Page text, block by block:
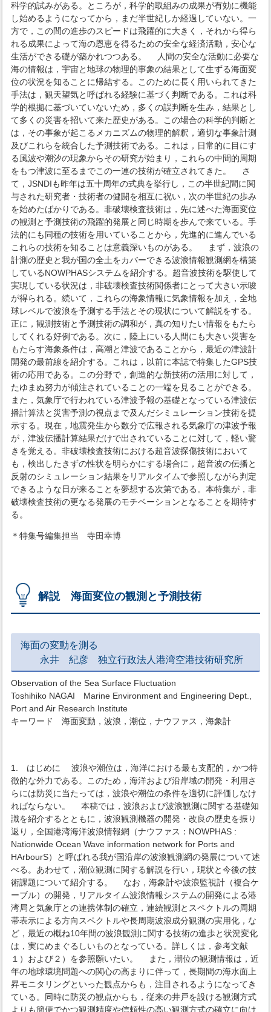
科学的試みがある。ところが，科学的取組みの成果が有効に機能
し始めるようになってから，まだ半世紀しか経過していない。一
方で，この間の進歩のスピードは飛躍的に大きく，それから得ら
れる成果によって海の恩恵を得るための安全な経済活動，安心な
生活ができる礎が築かれつつある。 人間の安全な活動に必要な
海の情報は，宇宙と地球の物理的事象の結果として生ずる海面変
位の状況を知ることに帰結する。このために長く用いられてきた
手法は，観天望気と呼ばれる経験に基づく判断である。これは科
学的根拠に基づいていないため，多くの誤判断を生み，結果とし
て多くの災害を招いて来た歴史がある。この場合の科学的判断と
は，その事象が起こるメカニズムの物理的解釈，適切な事象計測
及びこれらを統合した予測技術である。これは，日常的に目にす
る風波や潮汐の現象からその研究が始まり，これらの中間的周期
をもつ津波に至るまでこの一連の技術が確立されてきた。 さ
て，JSNDIも昨年は五十周年の式典を挙行し，この半世紀間に関
与された研究者・技術者の健闘を相互に祝い，次の半世紀の歩み
を始めたばかりである。非破壊検査技術は，先に述べた海面変位
の観測と予測技術の飛躍的発展と同じ時期を歩んで来ている。手
法的にも同種の技術を用いていることから，先進的に進んでいる
これらの技術を知ることは意義深いものがある。 まず，波浪の
計測の歴史と我が国の全土をカバーできる波浪情報観測網を構築
しているNOWPHASシステムを紹介する。超音波技術を駆使して
実現している状況は，非破壊検査技術関係者にとって大きい示唆
が得られる。続いて，これらの海象情報に気象情報を加え，全地
球レベルで波浪を予測する手法とその現状について解説をする。
正に，観測技術と予測技術の調和が，真の知りたい情報をもたら
してくれる好例である。次に，陸上にいる人間にも大きい災害を
もたらす海象条件は，高潮と津波であることから，最近の津波計
開発の最前線を紹介する。これは，以前に本誌で特集したGPS技
術の応用である。この分野で，創造的な新技術の活用に対して，
たゆまぬ努力が傾注されていることの一端を見ることができる。
また，気象庁で行われている津波予報の基礎となっている津波伝
播計算法と災害予測の視点まで及んだシミュレーション技術を提
示する。現在，地震発生から数分で広報される気象庁の津波予報
が，津波伝播計算結果だけで出されていることに対して，軽い驚
きを覚える。非破壊検査技術における超音波探傷技術において
も，検出したきずの性状を明らかにする場合に，超音波の伝播と
反射のシミュレーション結果をリアルタイムで参照しながら判定
できるような日が来ることを夢想する次第である。本特集が，非
破壊検査技術の更なる発展のモチベーションとなることを期待す
る。
＊特集号編集担当 寺田幸博
解説 海面変位の観測と予測技術
海面の変動を測る
永井 紀彦 独立行政法人港湾空港技術研究所
Observation of the Sea Surface Fluctuation
Toshihiko NAGAI Marine Environment and Engineering Dept.,
Port and Air Research Institute
キーワード 海面変動，波浪，潮位，ナウファス，海象計
1. はじめに 波浪や潮位は，海洋における最も支配的，かつ特
徴的な外力である。このため，海洋および沿岸域の開発・利用さ
らには防災に当たっては，波浪や潮位の条件を適切に評価しなけ
ればならない。 本稿では，波浪および波浪観測に関する基礎知
識を紹介するとともに，波浪観測機器の開発・改良の歴史を振り
返り，全国港湾海洋波浪情報網（ナウファス：NOWPHAS :
Nationwide Ocean Wave information network for Ports and
HArbourS）と呼ばれる我が国沿岸の波浪観測網の発展について述
べる。あわせて，潮位観測に関する解説を行い，現状と今後の技
術課題について紹介する。 なお，海象計や波浪監視計（複合ケ
ーブル）の開発，リアルタイム波浪情報システムの開発による港
湾局と気象庁との連携体制の確立，連続観測とスペクトルの周期
帯表示による方向スペクトルや長周期波浪成分観測の実用化，な
ど，最近の概ね10年間の波浪観測に関する技術の進歩と状況変化
は，実にめまぐるしいものとなっている。詳しくは，参考文献
１）および２）を参照願いたい。 また，潮位の観測情報は，近
年の地球環境問題への関心の高まりに伴って，長期間の海水面上
昇モニタリングといった観点からも，注目されるようになってき
ている。同時に防災の観点からも，従来の井戸を設ける観測方式
よりも簡便でかつ観測精度や信頼性の高い観測方式の確立に向け